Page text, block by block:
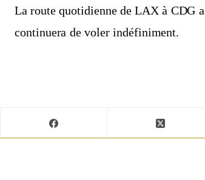
La route quotidienne de LAX à CDG
continuera de voler indéfiniment.